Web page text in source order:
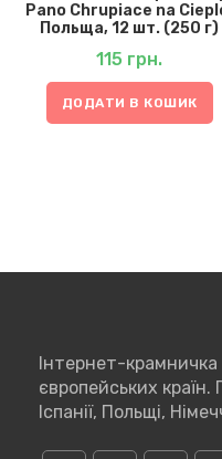
Pano Chrupiace na
Польща, 12 шт. (250 г)
115 грн.
ДОДАТИ В КОШИК
Інтернет-крамничка
європейських
Іспанії, Польщі,